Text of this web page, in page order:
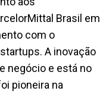
Brasil em
com o
A inovação
negócio e está no
pioneira na